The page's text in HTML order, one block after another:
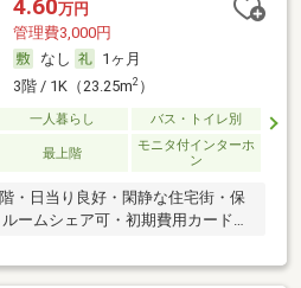
4.60万円
管理費3,000円
なし
1ヶ月
3階 / 1K（23.25m2）
一人暮らし バス・トイレ別
最上階
モニタ付インターホ
ン
・日当り良好・閑静な住宅街・保
ームシェア可・初期費用カード決